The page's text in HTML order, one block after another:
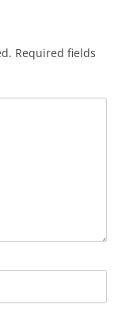
Required fields